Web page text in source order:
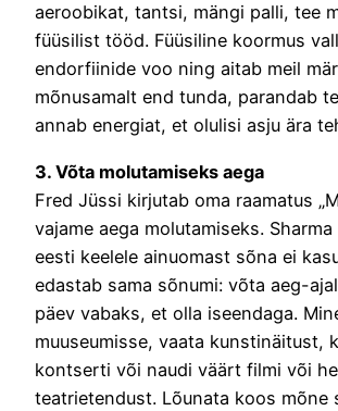
aeroobikat, tantsi, mängi palli, tee
füüsilist tööd. Füüsiline koormus
endorfiinide voo ning aitab meil
mõnusamalt end tunda, parandab
annab energiat, et olulisi asju ära
3. Võta molutamiseks aega
Fred Jüssi kirjutab oma raamatus
vajame aega molutamiseks.
eesti keelele ainuomast sõna ei
edastab sama sõnumi: võta aeg-
päev vabaks, et olla iseendaga.
muuseumisse, vaata kunstinäitust,
kontserti või naudi väärt filmi või
teatrietendust. Lõunata koos mõne